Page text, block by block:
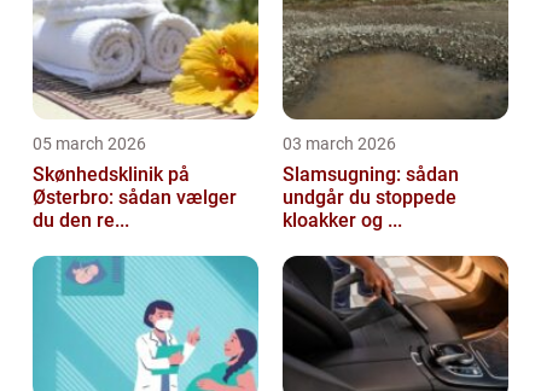
05 march 2026
Skønhedsklinik på
Østerbro: sådan vælger
du den re...
03 march 2026
Slamsugning: sådan
undgår du stoppede
kloakker og ...